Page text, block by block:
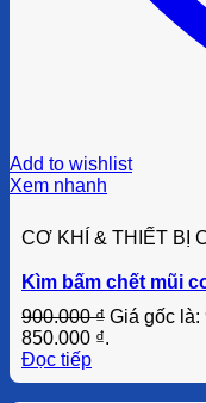
Add to wishlist
Xem nhanh
CƠ KHÍ & THIẾT BỊ
Kìm bấm chết mũi
900.000₫ Giá gốc là:
850.000 ₫.
Đọc tiếp